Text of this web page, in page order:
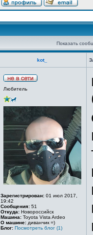
Показать
kot_
Любитель
Зарегистрирован: 01 июл 2017,
19:42
Сообщения: 51
Откуда: Новороссийск
Машина: Toyota Vista Ardeo
О машине: диванчик =)
Блог: Посмотреть блог (1)